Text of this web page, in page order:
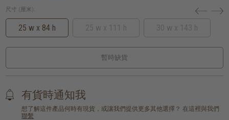
尺寸 (厘米):
25 w x 84 h
暫時缺貨
有貨時通知我
想了解這件產品何時有現貨，或讓我們提供更多其他選擇？ 在這裡與我們
聯繫